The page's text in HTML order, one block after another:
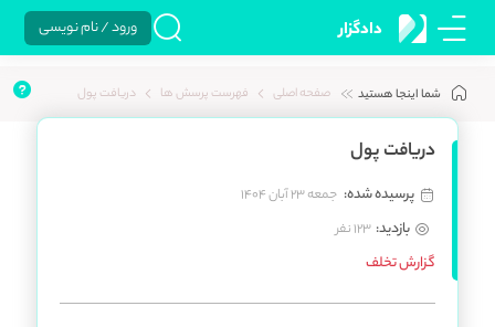
دادگزار ورود / نام نویسی
شما اینجا هستید صفحه اصلی فهرست پرسش ها دریافت پول
دریافت پول
پرسیده شده:جمعه 23 آبان 1404
بازدید:123 نفر
گزارش تخلف